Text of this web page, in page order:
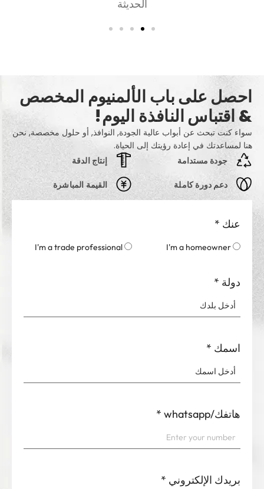
أسلوب, والخصوصية
احصل على باب الألمنيوم المخصص
& اقتباس النافذة اليوم!
سواء كنت تبحث عن أبواب عالية الجودة, النوافذ, أو حلول مخصصة, نحن
هنا لمساعدتك في إعادة رؤيتك إلى الحياة.
جودة مستدامة
دعم دورة كاملة
إنتاج الدقة
القيمة المباشرة
عنك*
I'm a homeowner
I'm a trade professional
دولة *
اسمك*
هاتفك/whatsapp *
بريدك الإلكتروني*